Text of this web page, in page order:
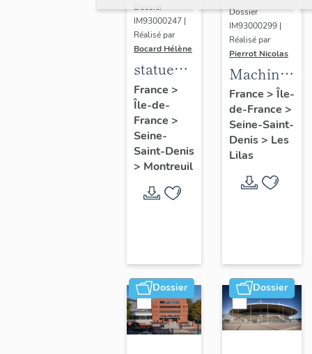
Dossier
IM93000247 |
Réalisé par
Bocard Hélène
statues
colossales
: le
discobole,
le
tennisman
France >
Île-de-
France >
Seine-
Saint-Denis
> Montreuil
Dossier
IM93000299 |
Réalisé par
Pierrot Nicolas
Machine
à
déchiqueter
et à
épurer
France > Île-
de-France >
Seine-Saint-
Denis> Les
Lilas
Dossier Dossier